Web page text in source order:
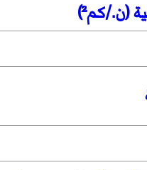
(ن./كم²)